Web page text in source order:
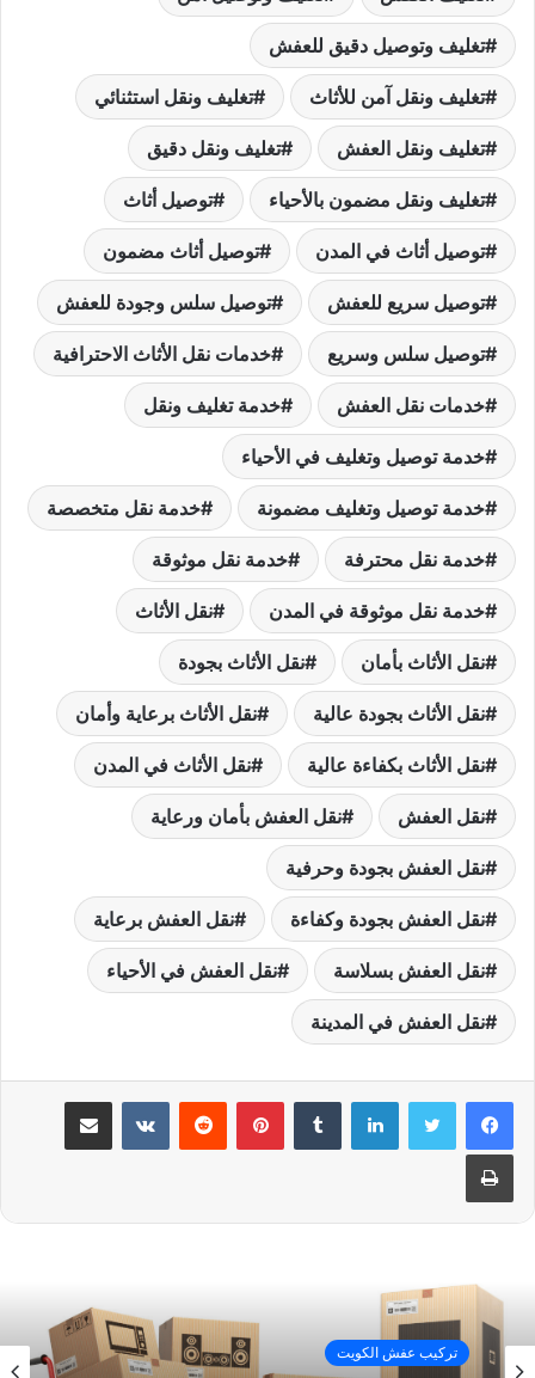
تغليف وتوصيل دقيق للعفش
تغليف ونقل آمن للأثاث تغليف ونقل استثنائي
تغليف ونقل العفش تغليف ونقل دقيق
تغليف ونقل مضمون بالأحياء توصيل أثاث
توصيل أثاث في المدن توصيل أثاث مضمون
توصيل سريع للعفش توصيل سلس وجودة للعفش
توصيل سلس وسريع خدمات نقل الأثاث الاحترافية
خدمات نقل العفش خدمة تغليف ونقل
خدمة توصيل وتغليف في الأحياء
خدمة توصيل وتغليف مضمونة خدمة نقل متخصصة
خدمة نقل محترفة خدمة نقل موثوقة
خدمة نقل موثوقة في المدن نقل الأثاث
نقل الأثاث بأمان نقل الأثاث بجودة
نقل الأثاث بجودة عالية نقل الأثاث برعاية وأمان
نقل الأثاث بكفاءة عالية نقل الأثاث في المدن
نقل العفش نقل العفش بأمان ورعاية
نقل العفش بجودة وحرفية
نقل العفش بجودة وكفاءة نقل العفش برعاية
نقل العفش بسلاسة نقل العفش في الأحياء
نقل العفش في المدينة
لينكدإن بينتيريست مشاركة عبر البريد
طباعة
تركيب عفش الكويت